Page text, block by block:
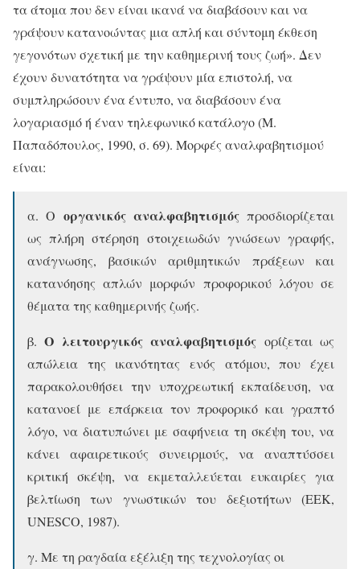
τα άτομα που δεν είναι ικανά να διαβάσουν και να
γράψουν κατανοώντας μια απλή και σύντομη έκθεση
γεγονότων σχετική με την καθημερινή τους ζωή». Δεν
έχουν δυνατότητα να γράψουν μία επιστολή, να
συμπληρώσουν ένα έντυπο, να διαβάσουν ένα
λογαριασμό ή έναν τηλεφωνικό κατάλογο (Μ.
Παπαδόπουλος, 1990, σ. 69). Μορφές αναλφαβητισμού
είναι:
α. Ο οργανικός αναλφαβητισμόςπροσδιορίζεται
ως πλήρη στέρηση στοιχειωδών γνώσεων γραφής,
ανάγνωσης, βασικών αριθμητικών πράξεων και
κατανόησης απλών μορφών προφορικού λόγου σε
θέματα της καθημερινής ζωής.
β.Ο λειτουργικός αναλφαβητισμός ορίζεται ως
απώλεια της ικανότητας ενός ατόμου, που έχει
παρακολουθήσει την υποχρεωτική εκπαίδευση, να
κατανοεί με επάρκεια τον προφορικό και γραπτό
λόγο, να διατυπώνει με σαφήνεια τη σκέψη του, να
κάνει αφαιρετικούς συνειρμούς, να αναπτύσσει
κριτική σκέψη, να εκμεταλλεύεται ευκαιρίες για
βελτίωση των γνωστικών του δεξιοτήτων (ΕΕΚ,
UNESCO, 1987).
γ. Με τη ραγδαία εξέλιξη της τεχνολογίας οι